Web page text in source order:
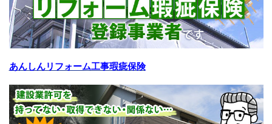
あんしんリフォーム工事瑕疵保険